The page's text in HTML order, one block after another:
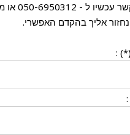
עכשיו ל - 050-6950312 או
נחזור אליך בהקדם האפשרי.
: